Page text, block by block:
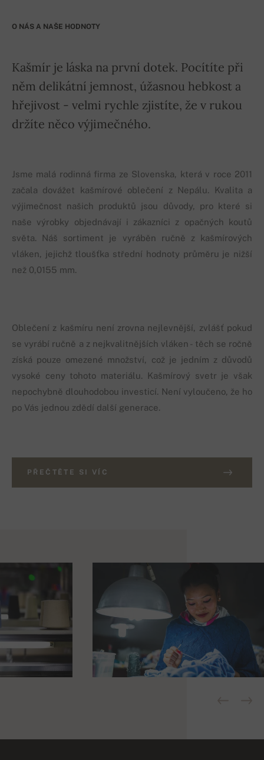
O NÁS A NAŠE HODNOTY
Kašmír je láska na první dotek. Pocítíte při
něm delikátní jemnost, úžasnou hebkost a
hřejivost - velmi rychle zjistíte, že v rukou
držíte něco výjimečného.
Jsme malá rodinná firma ze Slovenska, která v roce 2011
začala dovážet kašmírové oblečení z Nepálu. Kvalita a
výjimečnost našich produktů jsou důvody, pro které si
naše výrobky objednávají i zákazníci z opačných koutů
světa. Náš sortiment je vyráběn ručně z kašmírových
vláken, jejichž tloušťka střední hodnoty průměru je nižší
než 0,0155 mm.
Oblečení z kašmíru není zrovna nejlevnější, zvlášť pokud
se vyrábí ručně a z nejkvalitnějších vláken - těch se ročně
získá pouze omezené množství, což je jedním z důvodů
vysoké ceny tohoto materiálu. Kašmírový svetr je však
nepochybně dlouhodobou investicí. Není vyloučeno, že ho
po Vás jednou zdědí další generace.
PŘEČTĚTE SI VÍC